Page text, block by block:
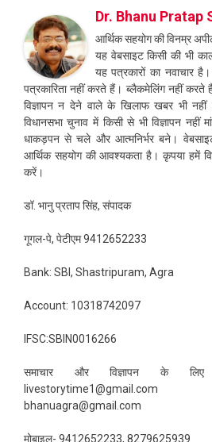
Dr. Bhanu Pratap
आर्थिक सहयोग की विनम्र
यह वेबसाइट किसी की भी
यह पत्रकारों का नवाचार
पत्रकारिता नहीं करते हैं। ब्लैकमेलिंग नहीं करते
विज्ञापन न देने वाले के खिलाफ खबर भी
विधानसभा चुनाव में किसी से भी विज्ञापन नहीं
धाकड़पन से चले और आत्मनिर्भर बने।
आर्थिक सहयोग की आवश्यकता है। कृपया हमें
करें।
डॉ. भानु प्रताप सिंह, संपादक
गूगल-पे, पेटीएम 9412652233
Bank: SBI, Shastripuram, Agra
Account: 10318742097
IFSC:SBIN0016266
समाचार और विज्ञापन के
livestorytime1@gmail.com
bhanuagra@gmail.com
मोबाइल- 9412652233, 8279625939